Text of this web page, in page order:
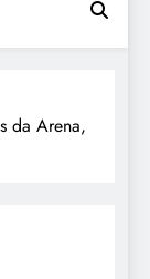
da Arena,